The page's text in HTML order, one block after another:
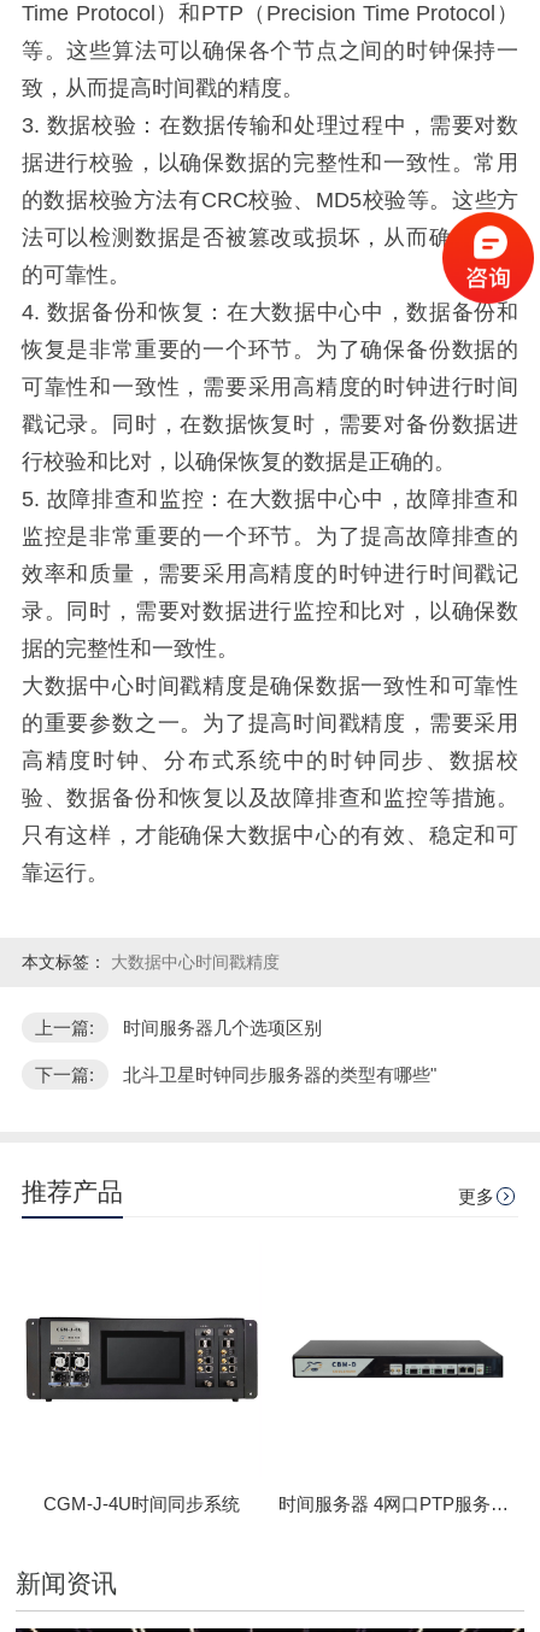
Time Protocol）和PTP（Precision Time Protocol）
等。这些算法可以确保各个节点之间的时钟保持一
致，从而提高时间戳的精度。
3. 数据校验：在数据传输和处理过程中，需要对数
据进行校验，以确保数据的完整性和一致性。常用
的数据校验方法有CRC校验、MD5校验等。这些方
法可以检测数据是否被篡改或损坏，从而确保数据
的可靠性。
4. 数据备份和恢复：在大数据中心中，数据备份和
恢复是非常重要的一个环节。为了确保备份数据的
可靠性和一致性，需要采用高精度的时钟进行时间
戳记录。同时，在数据恢复时，需要对备份数据进
行校验和比对，以确保恢复的数据是正确的。
5. 故障排查和监控：在大数据中心中，故障排查和
监控是非常重要的一个环节。为了提高故障排查的
效率和质量，需要采用高精度的时钟进行时间戳记
录。同时，需要对数据进行监控和比对，以确保数
据的完整性和一致性。
大数据中心时间戳精度是确保数据一致性和可靠性
的重要参数之一。为了提高时间戳精度，需要采用
高精度时钟、分布式系统中的时钟同步、数据校
验、数据备份和恢复以及故障排查和监控等措施。
只有这样，才能确保大数据中心的有效、稳定和可
靠运行。
本文标签： 大数据中心时间戳精度
上一篇: 时间服务器几个选项区别
下一篇: 北斗卫星时钟同步服务器的类型有哪些"
推荐产品 更多
CGM-J-4U时间同步系统 时间服务器 4网口PTP服务器 CBM-D-40
新闻资讯